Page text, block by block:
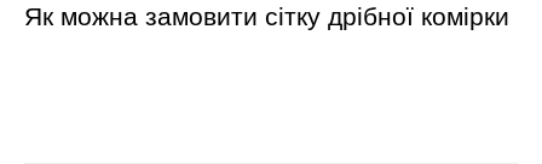
Як можна замовити сітку дрібної комірки